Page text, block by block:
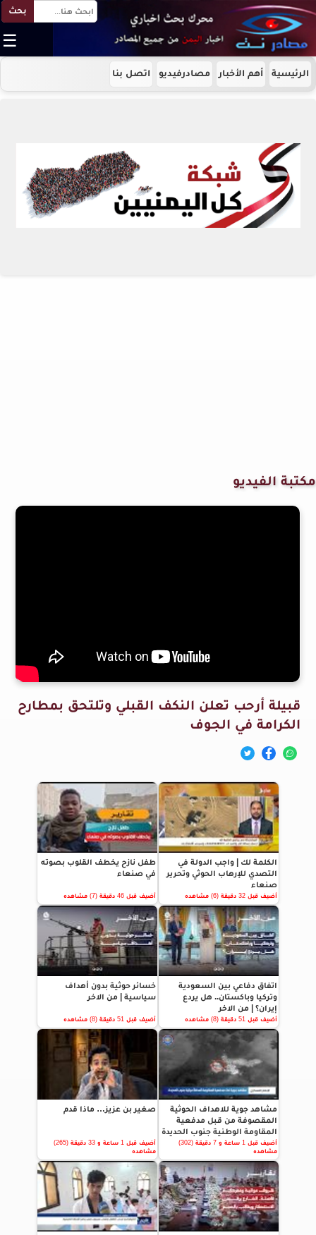
بحث
☰
الرئيسية أهم الأخبار مصادرفيديو اتصل بنا
مكتبة الفيديو
قبيلة أرحب تعلن النكف القبلي وتلتحق بمطارح
الكرامة في الجوف
الكلمة لك | واجب الدولة في
التصدي للإرهاب الحوثي وتحرير
صنعاء
أضيف قبل 32 دقيقة (6) مشاهده
طفل نازح يخطف القلوب بصوته
في صنعاء
أضيف قبل 46 دقيقة (7) مشاهده
اتفاق دفاعي بين السعودية
وتركيا وباكستان.. هل يردع
إيران؟ | من الاخر
أضيف قبل 51 دقيقة (8) مشاهده
خسائر حوثية بدون أهداف
سياسية | من الاخر
أضيف قبل 51 دقيقة (8) مشاهده
مشاهد جوية للاهداف الحوثية
المقصوفة من قبل مدفعية
المقاومة الوطنية جنوب الحديدة
أضيف قبل 1 ساعة و 7 دقيقة (302)
مشاهده
صغير بن عزيز… ماذا قدم
أضيف قبل 1 ساعة و 33 دقيقة (265)
مشاهده